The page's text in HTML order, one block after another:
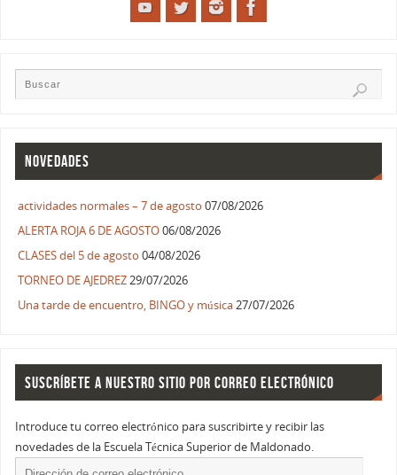
NOVEDADES
actividades normales – 7 de agosto 07/08/2026
ALERTA ROJA 6 DE AGOSTO06/08/2026
CLASES del 5 de agosto 04/08/2026
TORNEO DE AJEDREZ29/07/2026
Una tarde de encuentro, BINGO y música27/07/2026
SUSCRÍBETE A NUESTRO SITIO POR CORREO ELECTRÓNICO
Introduce tu correo electrónico para suscribirte y recibir las
novedades de la Escuela Técnica Superior de Maldonado.